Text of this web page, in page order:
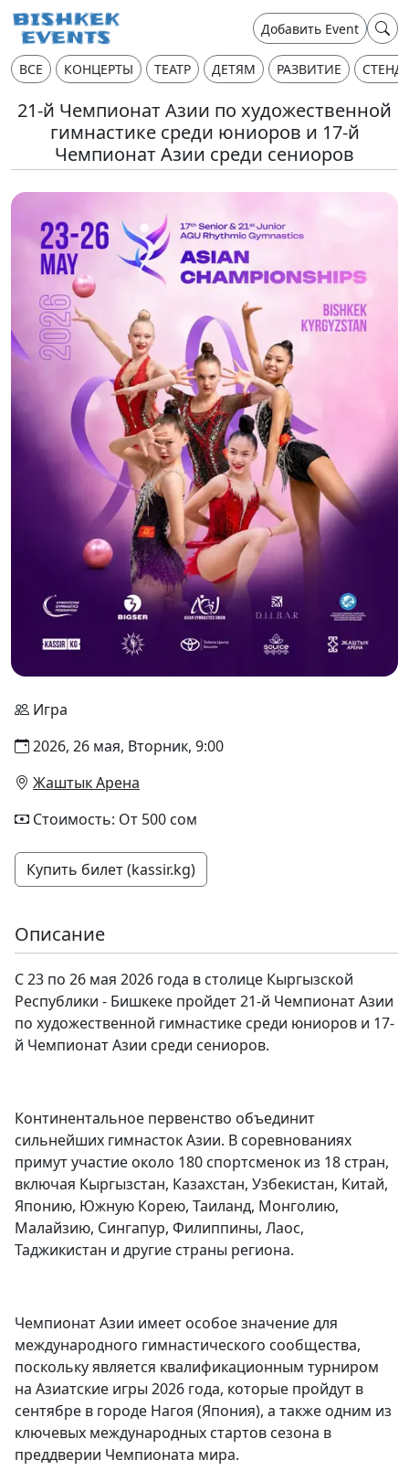
Добавить Event
ВСЕ КОНЦЕРТЫ ТЕАТР ДЕТЯМ РАЗВИТИЕ
21-й Чемпионат Азии по художественной
гимнастике среди юниоров и 17-й
Чемпионат Азии среди сениоров
Игра
2026, 26 мая, Вторник, 9:00
Жаштык Арена
Стоимость: От 500 сом
Купить билет (kassir.kg)
Описание
С 23 по 26 мая 2026 года в столице Кыргызской
Республики - Бишкеке пройдет 21-й Чемпионат Азии
по художественной гимнастике среди юниоров и 17-
й Чемпионат Азии среди сениоров.
Континентальное первенство объединит
сильнейших гимнасток Азии. В соревнованиях
примут участие около 180 спортсменок из 18 стран,
включая Кыргызстан, Казахстан, Узбекистан, Китай,
Японию, Южную Корею, Таиланд, Монголию,
Малайзию, Сингапур, Филиппины, Лаос,
Таджикистан и другие страны региона.
Чемпионат Азии имеет особое значение для
международного гимнастического сообщества,
поскольку является квалификационным турниром
на Азиатские игры 2026 года, которые пройдут в
сентябре в городе Нагоя (Япония), а также одним из
ключевых международных стартов сезона в
преддверии Чемпионата мира.